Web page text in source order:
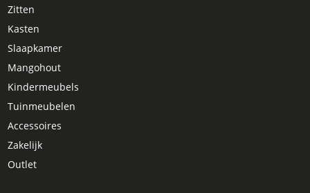
Zitten
Kasten
Slaapkamer
Mangohout
Kindermeubels
Tuinmeubelen
Accessoires
Zakelijk
Outlet